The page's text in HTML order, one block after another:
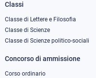
Footer
column
1
Classi
Classe di Lettere e Filosofia
Classe di Scienze
Classe di Scienze politico-sociali
Concorso di ammissione
Corso ordinario